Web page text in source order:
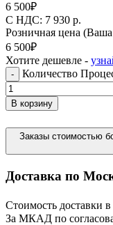
6 500₽
C НДС: 7 930 р.
Розничная цена (Ваша
6 500₽
Хотите дешевле -
- Количество
В корзину
Заказы стоимостью
Доставка по
Стоимость доставки
За МКАД по